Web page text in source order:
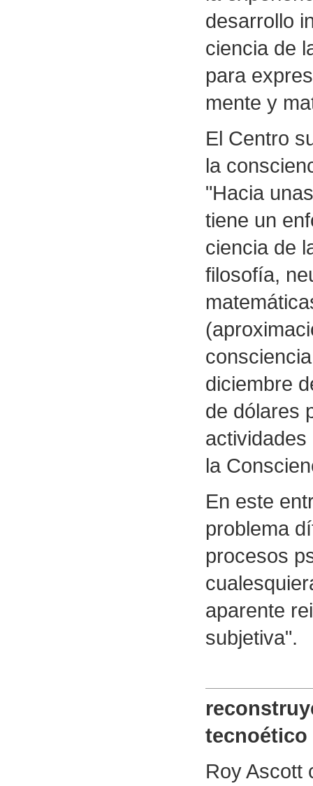
desarrollo
ciencia de
para
mente y
El Centro
la
"Hacia
tiene un
ciencia de
filosofía,
diciembre
de dólares
la
En este
problema
procesos
aparente
subjetiva".
tecnoético
Roy Ascott